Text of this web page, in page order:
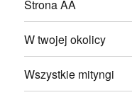
Strona AA
W twojej okolicy
Wszystkie mityngi